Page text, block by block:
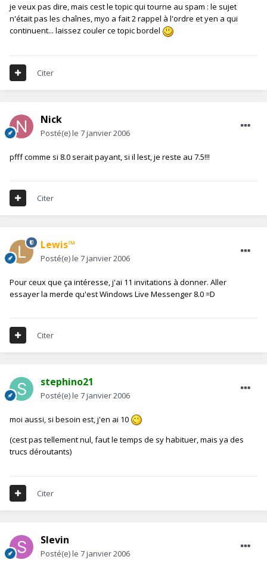
je veux pas dire, mais cest le topic qui tourne au spam : le sujet
n'était pas les chaînes, myo a fait 2 rappel à l'ordre et yen a qui
continuent... laissez couler ce topic bordel
Citer
Nick
Posté(e)le 7 janvier 2006
pfff comme si 8.0 serait payant, si il lest, je reste au 7.5!!!
Citer
Lewis™
Posté(e)le 7 janvier 2006
Pour ceux que ça intéresse, j'ai 11 invitations à donner. Aller
essayer la merde qu'est Windows Live Messenger 8.0 =D
Citer
stephino21
Posté(e)le 7 janvier 2006
moi aussi, si besoin est, j'en ai 10
(cest pas tellement nul, faut le temps de sy habituer, mais ya des
trucs déroutants)
Citer
Slevin
Posté(e)le 7 janvier 2006